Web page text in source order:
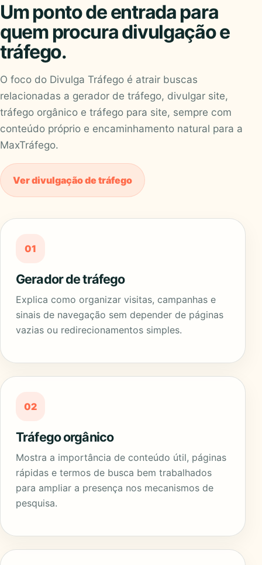
Um ponto de entrada para
quem procura divulgação e
tráfego.
O foco do Divulga Tráfego é atrair buscas
relacionadas a gerador de tráfego, divulgar site,
tráfego orgânico e tráfego para site, sempre com
conteúdo próprio e encaminhamento natural para a
MaxTráfego.
Ver divulgação de tráfego
01
Gerador de tráfego
Explica como organizar visitas, campanhas e
sinais de navegação sem depender de páginas
vazias ou redirecionamentos simples.
02
Tráfego orgânico
Mostra a importância de conteúdo útil, páginas
rápidas e termos de busca bem trabalhados
para ampliar a presença nos mecanismos de
pesquisa.